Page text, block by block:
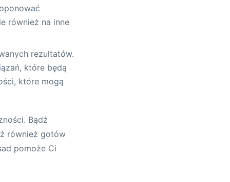
również na inne
rezultatów.
które będą
które mogą
Bądź
również gotów
pomoże Ci